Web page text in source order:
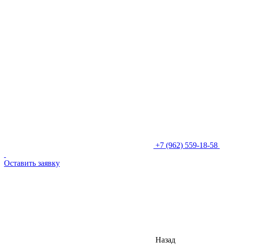
+7 (962) 559-18-58
Оставить заявку
Назад